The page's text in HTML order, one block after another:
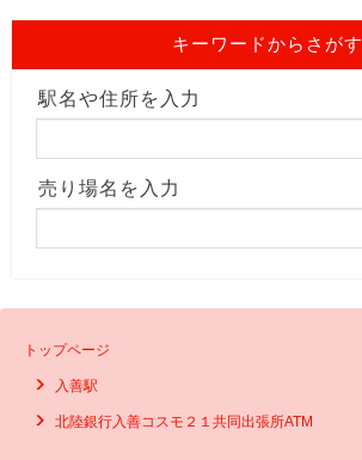
キーワードからさがす
駅名や住所を入力
売り場名を入力
トップページ
入善駅
北陸銀行入善コスモ２１共同出張所ATM